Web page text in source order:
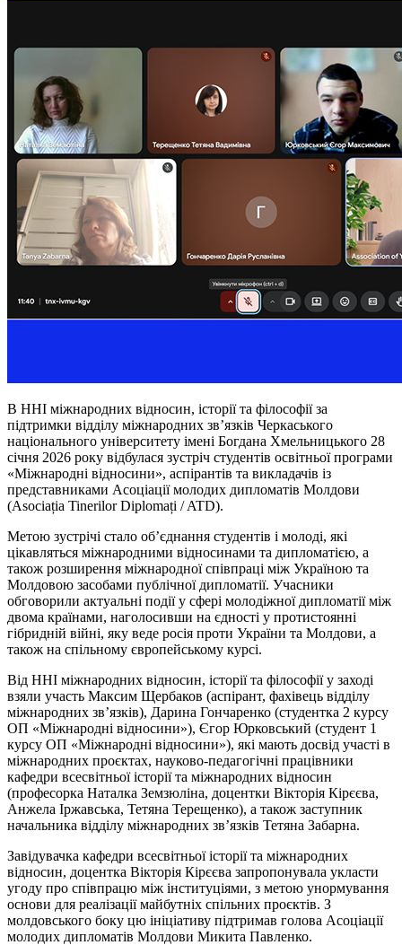
В ННІ міжнародних відносин, історії та філософії за
підтримки відділу міжнародних зв’язків Черкаського
національного університету імені Богдана Хмельницького 28
січня 2026 року відбулася зустріч студентів освітньої програми
«Міжнародні відносини», аспірантів та викладачів із
представниками Асоціації молодих дипломатів Молдови
(Asociația Tinerilor Diplomați / ATD).
Метою зустрічі стало об’єднання студентів і молоді, які
цікавляться міжнародними відносинами та дипломатією, а
також розширення міжнародної співпраці між Україною та
Молдовою засобами публічної дипломатії. Учасники
обговорили актуальні події у сфері молодіжної дипломатії між
двома країнами, наголосивши на єдності у протистоянні
гібридній війні, яку веде росія проти України та Молдови, а
також на спільному європейському курсі.
Від ННІ міжнародних відносин, історії та філософії у заході
взяли участь Максим Щербаков (аспірант, фахівець відділу
міжнародних зв’язків), Дарина Гончаренко (студентка 2 курсу
ОП «Міжнародні відносини»), Єгор Юрковський (студент 1
курсу ОП «Міжнародні відносини»), які мають досвід участі в
міжнародних проєктах, науково-педагогічні працівники
кафедри всесвітньої історії та міжнародних відносин
(професорка Наталка Земзюліна, доцентки Вікторія Кірєєва,
Анжела Іржавська, Тетяна Терещенко), а також заступник
начальника відділу міжнародних зв’язків Тетяна Забарна.
Завідувачка кафедри всесвітньої історії та міжнародних
відносин, доцентка Вікторія Кірєєва запропонувала укласти
угоду про співпрацю між інституціями, з метою унормування
основи для реалізації майбутніх спільних проєктів. З
молдовського боку цю ініціативу підтримав голова Асоціації
молодих дипломатів Молдови Микита Павленко.